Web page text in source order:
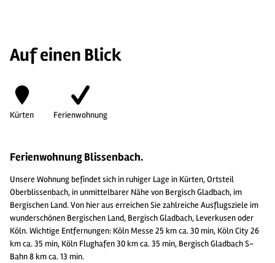
Auf einen Blick
Kürten Ferienwohnung
Ferienwohnung Blissenbach.
Unsere Wohnung befindet sich in ruhiger Lage in Kürten, Ortsteil
Oberblissenbach, in unmittelbarer Nähe von Bergisch Gladbach, im
Bergischen Land. Von hier aus erreichen Sie zahlreiche Ausflugsziele im
wunderschönen Bergischen Land, Bergisch Gladbach, Leverkusen oder
Köln. Wichtige Entfernungen: Köln Messe 25 km ca. 30 min, Köln City 26
km ca. 35 min, Köln Flughafen 30 km ca. 35 min, Bergisch Gladbach S-
Bahn 8 km ca. 13 min.